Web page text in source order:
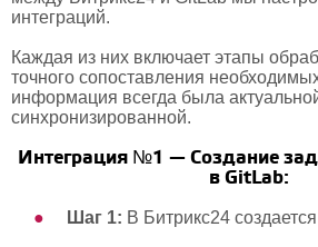
интеграций.
Каждая из них включает этапы
точного сопоставления
информация всегда была
синхронизированной.
Интеграция №1 — Создание
в GitLab:
Шаг 1: В Битрикс24